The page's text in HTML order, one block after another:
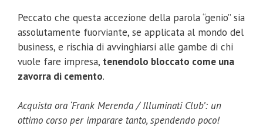
Peccato che questa accezione della parola “genio” sia
assolutamente fuorviante, se applicata al mondo del
business, e rischia di avvinghiarsi alle gambe di chi
vuole fare impresa, tenendolo bloccato come una
zavorra di cemento.
Acquista ora ‘Frank Merenda / Illuminati Club’: un
ottimo corso per imparare tanto, spendendo poco!